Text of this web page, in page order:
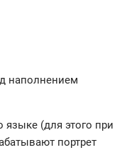
наполнением
языке (для этого при
портрет